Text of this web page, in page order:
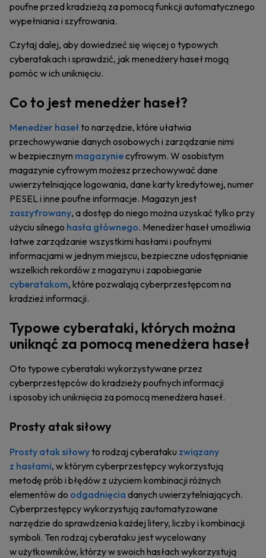
poufne przed kradzieżą za pomocą funkcji automatycznego
wypełniania i szyfrowania.
Czytaj dalej, aby dowiedzieć się więcej o typowych
cyberatakach i sprawdzić, jak menedżery haseł mogą
pomóc w ich uniknięciu.
Co to jest menedżer haseł?
Menedżer hasełto narzędzie, które ułatwia
przechowywanie danych osobowych i zarządzanie nimi
w bezpiecznym magazyniecyfrowym. W osobistym
magazynie cyfrowym możesz przechowywać dane
uwierzytelniające logowania, dane karty kredytowej, numer
PESEL i inne poufne informacje. Magazyn jest
zaszyfrowany, a dostęp do niego można uzyskać tylko przy
użyciu silnego hasła głównego. Menedżer haseł umożliwia
łatwe zarządzanie wszystkimi hasłami i poufnymi
informacjami w jednym miejscu, bezpieczne udostępnianie
wszelkich rekordów z magazynu i zapobieganie
cyberatakom, które pozwalają cyberprzestępcom na
kradzież informacji.
Typowe cyberataki, których można
uniknąć za pomocą menedżera haseł
Oto typowe cyberataki wykorzystywane przez
cyberprzestępców do kradzieży poufnych informacji
i sposoby ich uniknięcia za pomocą menedżera haseł.
Prosty atak siłowy
Prosty atak siłowyto rodzaj cyberataku związany
z hasłami, w którym cyberprzestępcy wykorzystują
metodę prób i błędów z użyciem kombinacji różnych
elementów do odgadnięcia danych uwierzytelniających.
Cyberprzestępcy wykorzystują zautomatyzowane
narzędzie do sprawdzenia każdej litery, liczby i kombinacji
symboli. Ten rodzaj cyberataku jest wycelowany
w użytkowników, którzy w swoich hasłach wykorzystują